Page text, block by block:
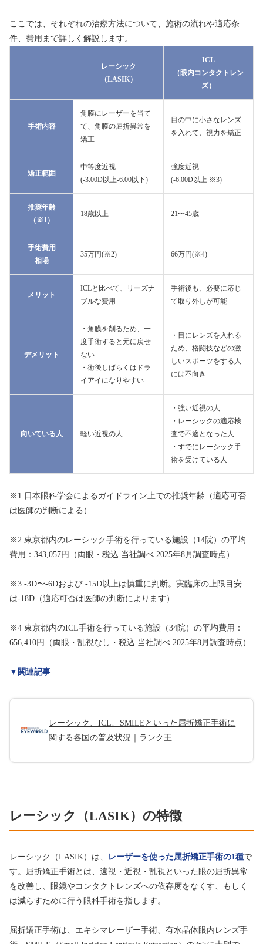
ここでは、それぞれの治療方法について、施術の流れや適応条
件、費用まで詳しく解説します。
レーシック
（LASIK）
ICL
（眼内コンタクトレン
ズ）
手術内容
角膜にレーザーを当て
て、角膜の屈折異常を
矯正
目の中に小さなレンズ
を入れて、視力を矯正
矯正範囲
中等度近視
(-3.00D以上-6.00以下)
強度近視
(-6.00D以上 ※3)
推奨年齢
（※1）
18歳以上 21〜45歳
手術費用
相場
35万円(※2) 66万円(※4)
メリット
ICLと比べて、リーズナ
ブルな費用
手術後も、必要に応じ
て取り外しが可能
デメリット
・角膜を削るため、一
度手術すると元に戻せ
ない
・術後しばらくはドラ
イアイになりやすい
・目にレンズを入れる
ため、格闘技などの激
しいスポーツをする人
には不向き
向いている人 軽い近視の人
・強い近視の人
・レーシックの適応検
査で不適となった人
・すでにレーシック手
術を受けている人
※1 日本眼科学会によるガイドライン上での推奨年齢（適応可否
は医師の判断による）
※2 東京都内のレーシック手術を行っている施設（14院）の平均
費用：343,057円（両眼・税込 当社調べ 2025年8月調査時点）
※3 -3D〜-6Dおよび -15D以上は慎重に判断。実臨床の上限目安
は-18D（適応可否は医師の判断によります）
※4 東京都内のICL手術を行っている施設（34院）の平均費用：
656,410円（両眼・乱視なし・税込 当社調べ 2025年8月調査時点）
▼関連記事
レーシック、ICL、SMILEといった屈折矯正手術に
関する各国の普及状況｜ランク王
レーシック（LASIK）の特徴
レーシック（LASIK）は、 レーザーを使った屈折矯正手術の1種で
す。屈折矯正手術とは、遠視・近視・乱視といった眼の屈折異常
を改善し、眼鏡やコンタクトレンズへの依存度をなくす、もしく
は減らすために行う眼科手術を指します。
屈折矯正手術は、エキシマレーザー手術、有水晶体眼内レンズ手